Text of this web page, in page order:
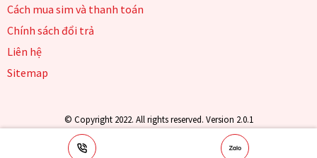
Cách mua sim và thanh toán
Chính sách đổi trả
Liên hệ
Sitemap
© Copyright 2022. All rights reserved. Version 2.0.1